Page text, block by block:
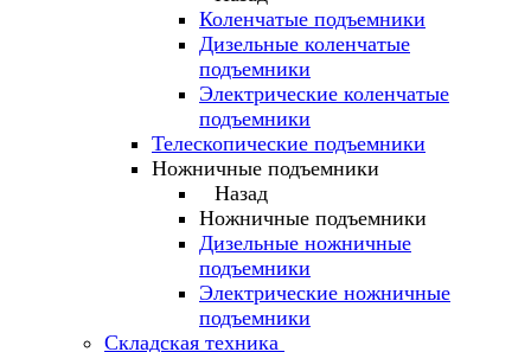
Коленчатые подъемники
Дизельные коленчатые
подъемники
Электрические коленчатые
подъемники
Телескопические подъемники
Ножничные подъемники
Назад
Ножничные подъемники
Дизельные ножничные
подъемники
Электрические ножничные
подъемники
Складская техника